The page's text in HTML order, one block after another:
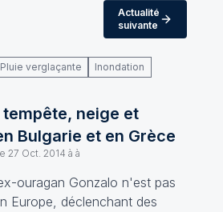
Actualité
suivante
verglaçante
Inondation
neige et
Bulgarie et en Grèce
27 Oct. 2014 à à
ouragan Gonzalo n'est pas
Europe, déclenchant des